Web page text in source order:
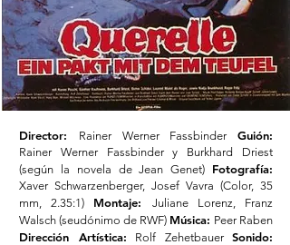
Director: Rainer Werner Fassbinder Guión:
Rainer Werner Fassbinder y Burkhard Driest
(según la novela de Jean Genet) Fotografía:
Xaver Schwarzenberger, Josef Vavra (Color, 35
mm, 2.35:1) Montaje: Juliane Lorenz, Franz
Walsch (seudónimo de RWF) Música: Peer Raben
Dirección Artística: Rolf Zehetbauer Sonido: